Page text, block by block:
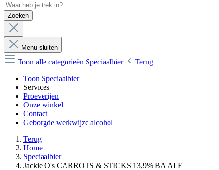
Zoeken
Menu sluiten
Toon alle categorieën Speciaalbier
Terug
Toon Speciaalbier
Services
Proeverijen
Onze winkel
Contact
Geborgde werkwijze alcohol
Terug
Home
Speciaalbier
Jackie O's CARROTS & STICKS 13,9% BA ALE